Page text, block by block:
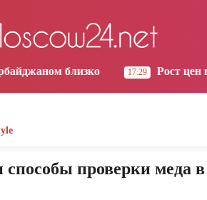
14:07
Moscow
13:07
17:29 Рост цен на продукты в
способы проверки меда